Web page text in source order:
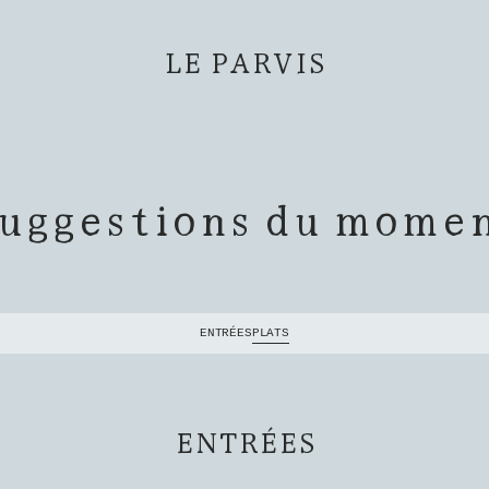
LE PARVIS
du
ENTRÉESPLATS
ENTRÉES